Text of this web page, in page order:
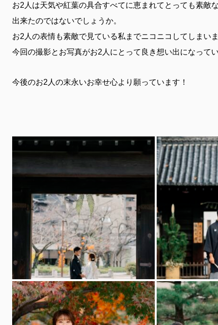
お2人は天気や紅葉の具合すべてに恵まれてとっても素敵
出来たのではないでしょうか。
お2人の表情も素敵で見ている私までニコニコしてしまい
今回の撮影とお写真がお2人にとって良き想い出になって
今後のお2人の末永いお幸せ心より願っています！